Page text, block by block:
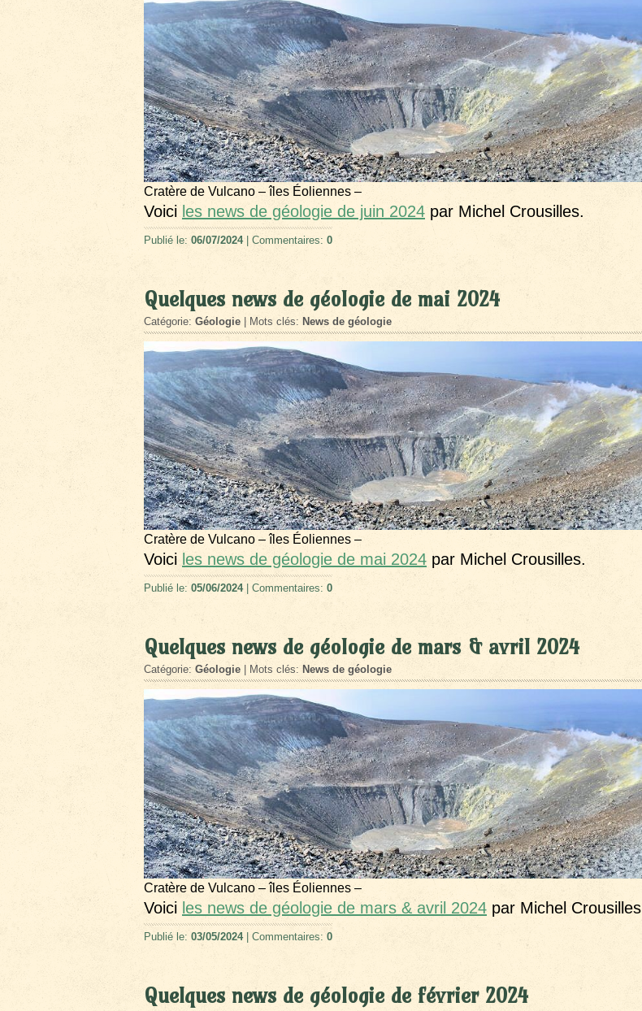
Cratère de Vulcano – îles Éoliennes –
Voici les news de géologie de juin 2024 par Michel Crousilles.
Publié le: 06/07/2024| Commentaires: 0
Quelques news de géologie de mai 2024
Catégorie: Géologie | Mots clés: News de géologie
Cratère de Vulcano – îles Éoliennes –
Voici les news de géologie de mai 2024 par Michel Crousilles.
Publié le: 05/06/2024| Commentaires: 0
Quelques news de géologie de mars & avril 2024
Catégorie: Géologie | Mots clés: News de géologie
Cratère de Vulcano – îles Éoliennes –
Voici les news de géologie de mars & avril 2024 par Michel Crousilles
Publié le: 03/05/2024| Commentaires: 0
Quelques news de géologie de février 2024